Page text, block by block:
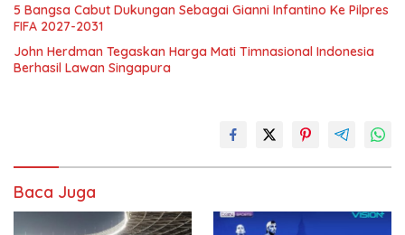
5 Bangsa Cabut Dukungan Sebagai Gianni Infantino Ke Pilpres
FIFA 2027-2031
John Herdman Tegaskan Harga Mati Timnasional Indonesia
Berhasil Lawan Singapura
Baca Juga